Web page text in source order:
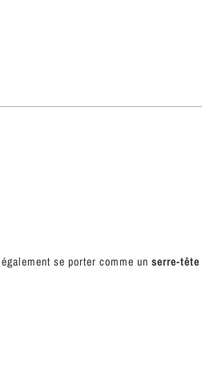
se porter comme un serre-tête